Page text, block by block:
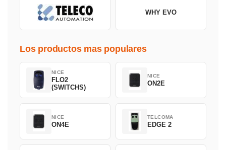
WHY EVO
Los productos mas populares
NICE
FLO2
(SWITCHS)
NICE
ON2E
NICE
ON4E
TELCOMA
EDGE 2